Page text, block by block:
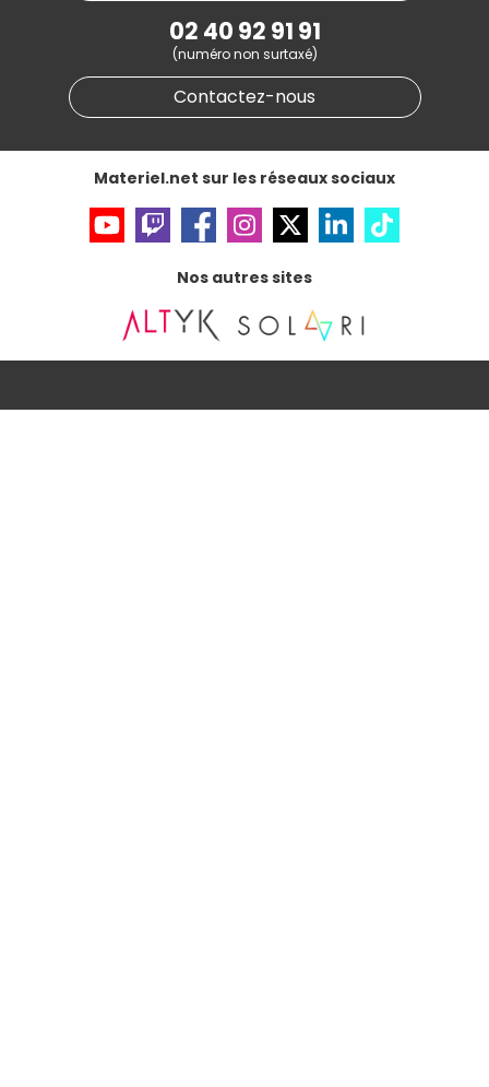
Partenariat & Sponsoring
Informations légales
Données personnellesetcookies
Gérer vos cookies
Accessibilité : non conforme
02 40 92 91 91
(numéro non surtaxé)
Contactez-nous
Materiel.net sur les réseaux sociaux
Nos autres sites